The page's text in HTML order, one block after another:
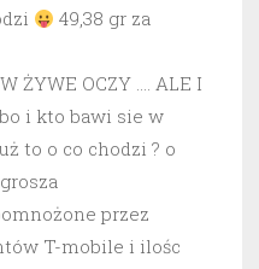
49,38 gr za
ŻYWE OCZY …. ALE I
i kto bawi sie w
to o co chodzi ? o
przez
T-mobile i ilośc